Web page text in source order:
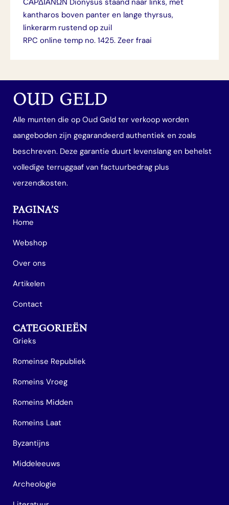
ϹΑΡΔΙΑΝΩΝ Dionysus staand naar links, met
kantharos boven panter en lange thyrsus,
linkerarm rustend op zuil
RPC online temp no. 1425. Zeer fraai
OUD GELD
Alle munten die op Oud Geld ter verkoop worden
aangeboden zijn gegarandeerd authentiek en zoals
beschreven. Deze garantie duurt levenslang en behelst
volledige terruggaaf van factuurbedrag plus
verzendkosten.
PAGINA’S
Home
Webshop
Over ons
Artikelen
Contact
CATEGORIEËN
Grieks
Romeinse Republiek
Romeins Vroeg
Romeins Midden
Romeins Laat
Byzantijns
Middeleeuws
Archeologie